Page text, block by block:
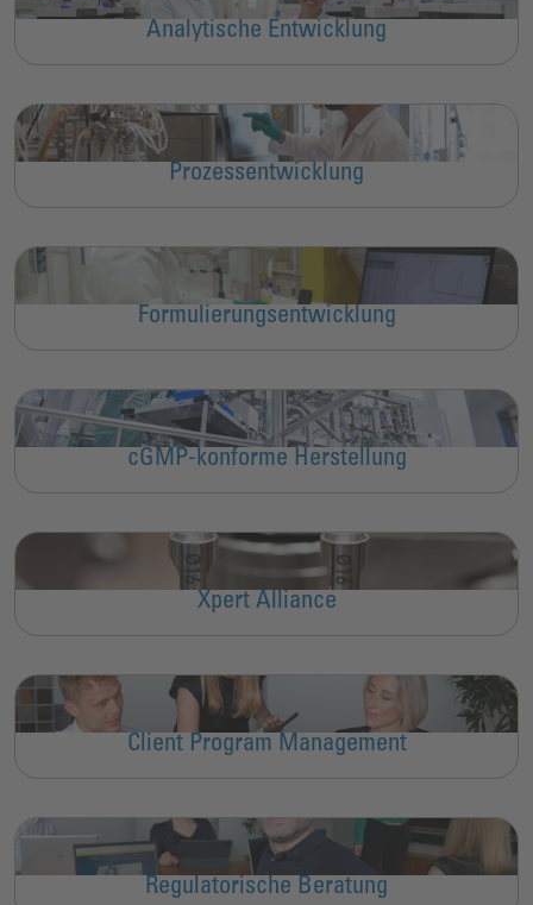
Analytische Entwicklung
Prozessentwicklung
Formulierungsentwicklung
cGMP-konforme Herstellung
Xpert Alliance
Client Program Management
Regulatorische Beratung